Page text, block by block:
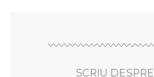
SCRIU DESPRE